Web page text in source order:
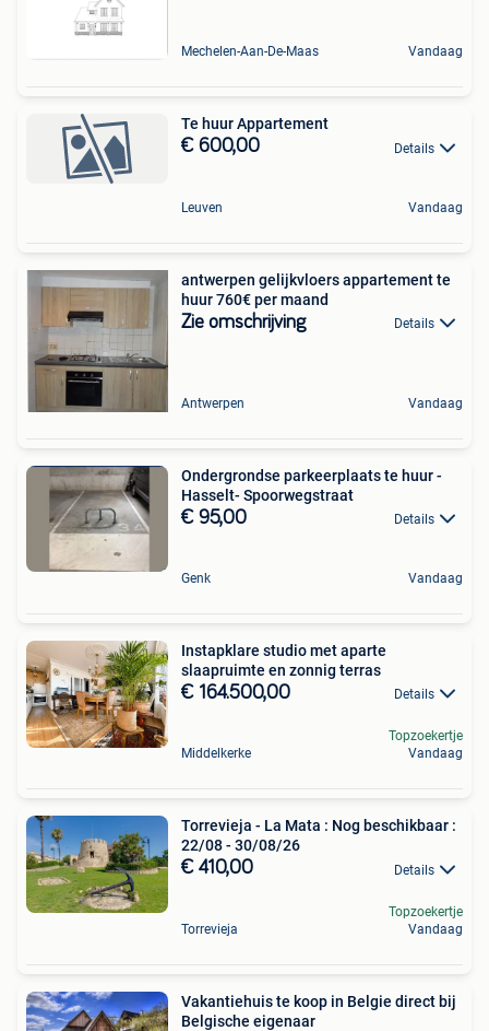
Mechelen-Aan-De-Maas Vandaag
Te huur Appartement
€ 600,00 Details
Leuven Vandaag
antwerpen gelijkvloers appartement te
huur 760€ per maand
Zie omschrijving Details
Antwerpen Vandaag
Ondergrondse parkeerplaats te huur -
Hasselt- Spoorwegstraat
€ 95,00 Details
Genk Vandaag
Instapklare studio met aparte
slaapruimte en zonnig terras
€ 164.500,00 Details
Middelkerke
Topzoekertje
Vandaag
Torrevieja - La Mata : Nog beschikbaar :
22/08 - 30/08/26
€ 410,00 Details
Torrevieja
Topzoekertje
Vandaag
Vakantiehuis te koop in Belgie direct bij
Belgische eigenaar